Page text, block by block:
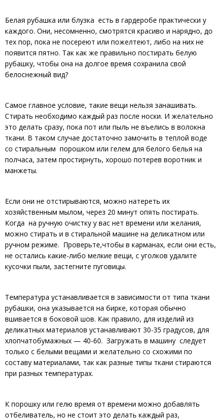
Белая рубашка или блузка есть в гардеробе практически у
каждого. Они, несомненно, смотрятся красиво и нарядно, до
тех пор, пока не посереют или пожелтеют, либо на них не
появится пятно. Так как же правильно постирать белую
рубашку, чтобы она на долгое время сохранила свой
белоснежный вид?
Самое главное условие, такие вещи нельзя занашивать.
Стирать необходимо каждый раз после носки. И желательно
это делать сразу, пока пот или пыль не въелись в волокна
ткани. В таком случае достаточно замочить в теплой воде
со стиральным порошком или гелем для белого белья на
полчаса, затем простирнуть, хорошо потерев воротник и
манжеты.
Если они не отстирываются, можно натереть их
хозяйственным мылом, через 20 минут опять постирать.
Когда на ручную очистку у вас нет времени или желания,
можно стирать и в стиральной машине на деликатном или
ручном режиме. Проверьте,чтобы в карманах, если они есть,
не остались какие-либо мелкие вещи, с уголков удалите
кусочки пыли, застегните пуговицы.
Температура устанавливается в зависимости от типа ткани
рубашки, она указывается на бирке, которая обычно
вшивается в боковой шов. Как правило, для изделий из
деликатных материалов устанавливают 30-35 градусов, для
хлопчатобумажных — 40-60. Загружать в машину следует
только с белыми вещами и желательно со схожими по
составу материалами, так как разные типы ткани стираются
при разных температурах.
К порошку или гелю время от времени можно добавлять
отбеливатель, но не стоит это делать каждый раз,